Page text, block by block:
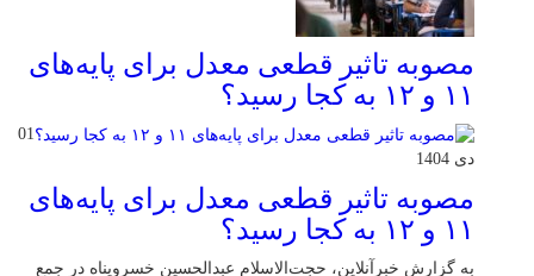
مصوبه تاثیر قطعی معدل برای پایه‌های
۱۱ و ۱۲ به کجا رسید؟
01
دی 1404
مصوبه تاثیر قطعی معدل برای پایه‌های
۱۱ و ۱۲ به کجا رسید؟
به گزارش خبرآنلاین، حجت‌الاسلام عبدالحسین خسروپناه در جمع